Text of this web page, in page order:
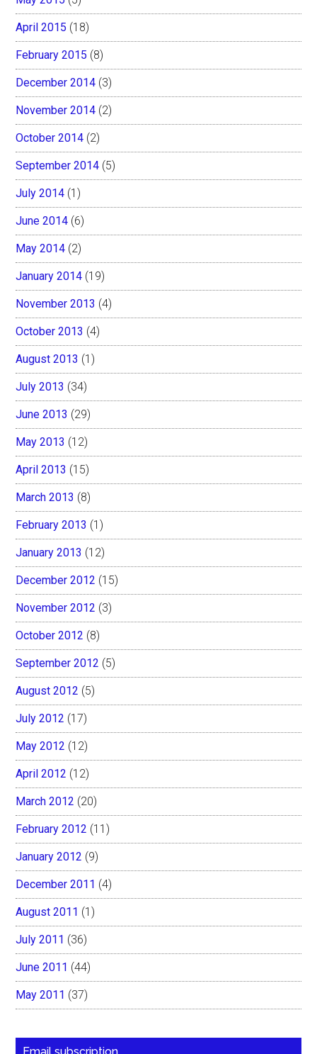
April 2015 (18)
February 2015 (8)
December 2014 (3)
November 2014 (2)
October 2014 (2)
September 2014 (5)
July 2014 (1)
June 2014 (6)
May 2014 (2)
January 2014 (19)
November 2013 (4)
October 2013 (4)
August 2013 (1)
July 2013 (34)
June 2013 (29)
May 2013 (12)
April 2013 (15)
March 2013 (8)
February 2013 (1)
January 2013 (12)
December 2012 (15)
November 2012 (3)
October 2012 (8)
September 2012 (5)
August 2012 (5)
July 2012 (17)
May 2012 (12)
April 2012 (12)
March 2012 (20)
February 2012 (11)
January 2012 (9)
December 2011 (4)
August 2011 (1)
July 2011 (36)
June 2011 (44)
May 2011 (37)